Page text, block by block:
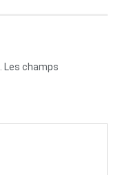
Les champs